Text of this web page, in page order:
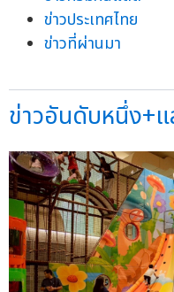
ข่าวประเทศไทย
ข่าวที่ผ่านมา
ข่าวอันดับหนึ่ง+